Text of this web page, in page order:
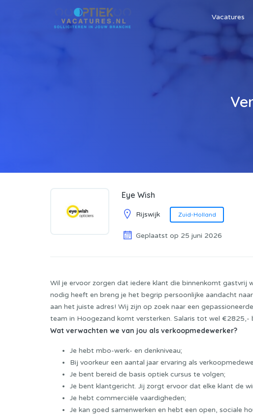
Vacatures
Eye Wish
Rijswijk Zuid-Holland
Geplaatst op 25 juni 2026
Wil je ervoor zorgen dat iedere klant die binnenkomt
nodig heeft en breng je het begrip persoonlijke aandacht
aan het juiste adres! Wij zijn op zoek naar een
team in Hoogezand komt versterken. Salaris tot wel
Wat verwachten we van jou als verkoopmedewerker?
Je hebt mbo-werk- en denkniveau;
Bij voorkeur een aantal jaar ervaring als
Je bent bereid de basis optiek cursus te volgen;
Je bent klantgericht. Jij zorgt ervoor dat elke klant de
Je hebt commerciële vaardigheden;
Je kan goed samenwerken en hebt een open, sociale